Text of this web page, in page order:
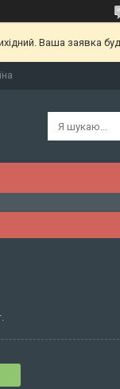
Ваша заявка